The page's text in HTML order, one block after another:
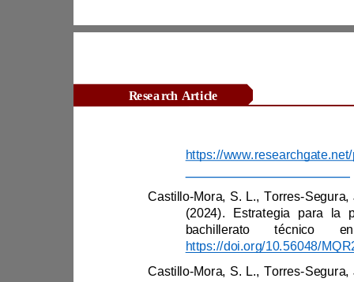
Research Article
Castillo- Mora, S. L., Torres-
Castillo- Mora, S. L., Torres-